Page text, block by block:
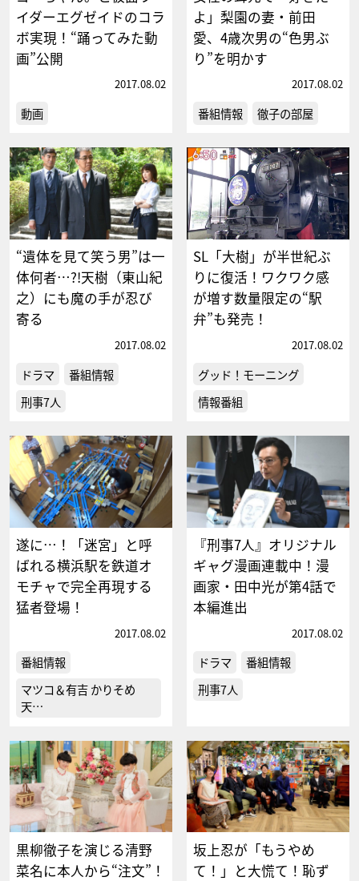
イダーエグゼイドのコラ
ボ実現！“踊ってみた動
画”公開
2017.08.02
動画
よ」梨園の妻・前田
愛、4歳次男の“色男ぶ
り”を明かす
2017.08.02
番組情報 徹子の部屋
“遺体を見て笑う男”は一
体何者…?!天樹（東山紀
之）にも魔の手が忍び
寄る
2017.08.02
ドラマ
番組情報
刑事7人
SL「大樹」が半世紀ぶ
りに復活！ワクワク感
が増す数量限定の“駅
弁”も発売！
2017.08.02
グッド！モーニング
情報番組
遂に…！「迷宮」と呼
ばれる横浜駅を鉄道オ
モチャで完全再現する
猛者登場！
2017.08.02
番組情報
マツコ＆有吉 かりそめ
天…
『刑事7人』オリジナル
ギャグ漫画連載中！漫
画家・田中光が第4話で
本編進出
2017.08.02
ドラマ
番組情報
刑事7人
黒柳徹子を演じる清野
菜名に本人から“注文”！
坂上忍が「もうやめ
て！」と大慌て！恥ず